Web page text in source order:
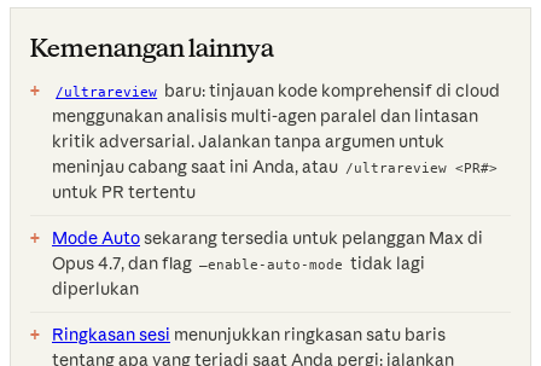
Kemenangan lainnya
/ultrareview baru: tinjauan kode komprehensif di cloud
menggunakan analisis multi-agen paralel dan lintasan
kritik adversarial. Jalankan tanpa argumen untuk
meninjau cabang saat ini Anda, atau /ultrareview <PR#>
untuk PR tertentu
Mode Autosekarang tersedia untuk pelanggan Max di
Opus 4.7, dan flag —enable-auto-mode tidak lagi
diperlukan
Ringkasan sesi menunjukkan ringkasan satu baris
tentang apa yang terjadi saat Anda pergi; jalankan